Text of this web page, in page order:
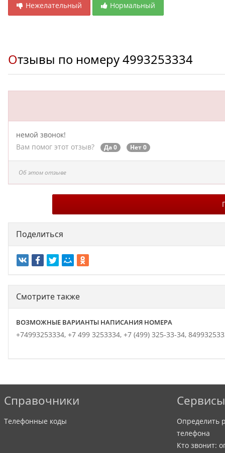
Нежелательный Нормальный
Отзывы по номеру4993253334
немой звонок!
Вам помог этот отзыв?
Да 0 Нет 0
Об этом отзыве
Поделиться
Смотрите также
ВОЗМОЖНЫЕ ВАРИАНТЫ НАПИСАНИЯ НОМЕРА
+74993253334, +7 499 3253334, +7 (499) 325-33-34,
Справочники
Телефонные коды
Сервисы
Определить
телефона
Кто звонит: